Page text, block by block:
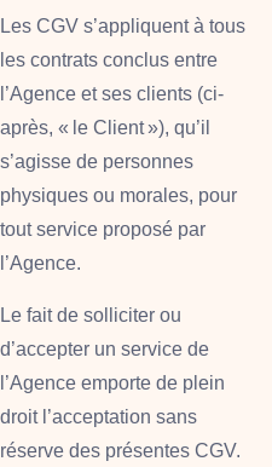
Les CGV s’appliquent à tous
les contrats conclus entre
l’Agence et ses clients (ci-
après, « le Client »), qu’il
s’agisse de personnes
physiques ou morales, pour
tout service proposé par
l’Agence.
Le fait de solliciter ou
d’accepter un service de
l’Agence emporte de plein
droit l’acceptation sans
réserve des présentes CGV.